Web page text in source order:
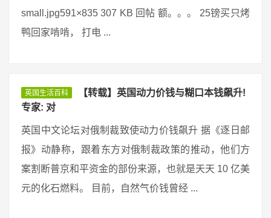
small.jpg591×835 307 KB 回帖 额。。。 25镑买只烤
鸭回家啃啃， 打电 ...
英国生活百科
【转载】英国动力价钱与糊口本钱飙升!
专家: 对
英国中文论坛对俄制裁致使动力价钱飙升 据《逐日邮
报》动静称，跟着东方对俄制裁政策的推动，他们方
案割断普京和平资金的部份来源，也就是天天 10 亿美
元的化石燃料。 目前，自然气价钱曾经 ...